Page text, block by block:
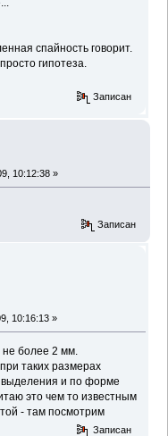
спайность говорит.
гипотеза.
Записан
10:12:38 »
Записан
10:16:13 »
более 2 мм.
таких размерах
и по форме
это чем то известным
- там посмотрим
Записан